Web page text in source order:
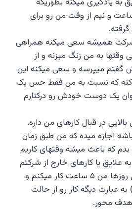
یک ساعت و نیم از وقت من رو برای
شرکت همیشه سعی میکنه همراهی
وقتها به من زنگ میزنه و از
گفتم میپرسه و سعی میکنه این
که نسبت به من فقط حس یک
یک دوست خودش رو درکنارم
در قبال کارهای من داره.
اجازه میده که من طبق زمان
که باعث میشه وقتهای کاریم
علایق یا کارهای خارج از شرکتم
هم برسم. (مثلا بعضی روزها من ۵ ساعت کار میکنم و
۱۰ ساعت) به عبارت دیگه کار رو از حالت
هدف محور.